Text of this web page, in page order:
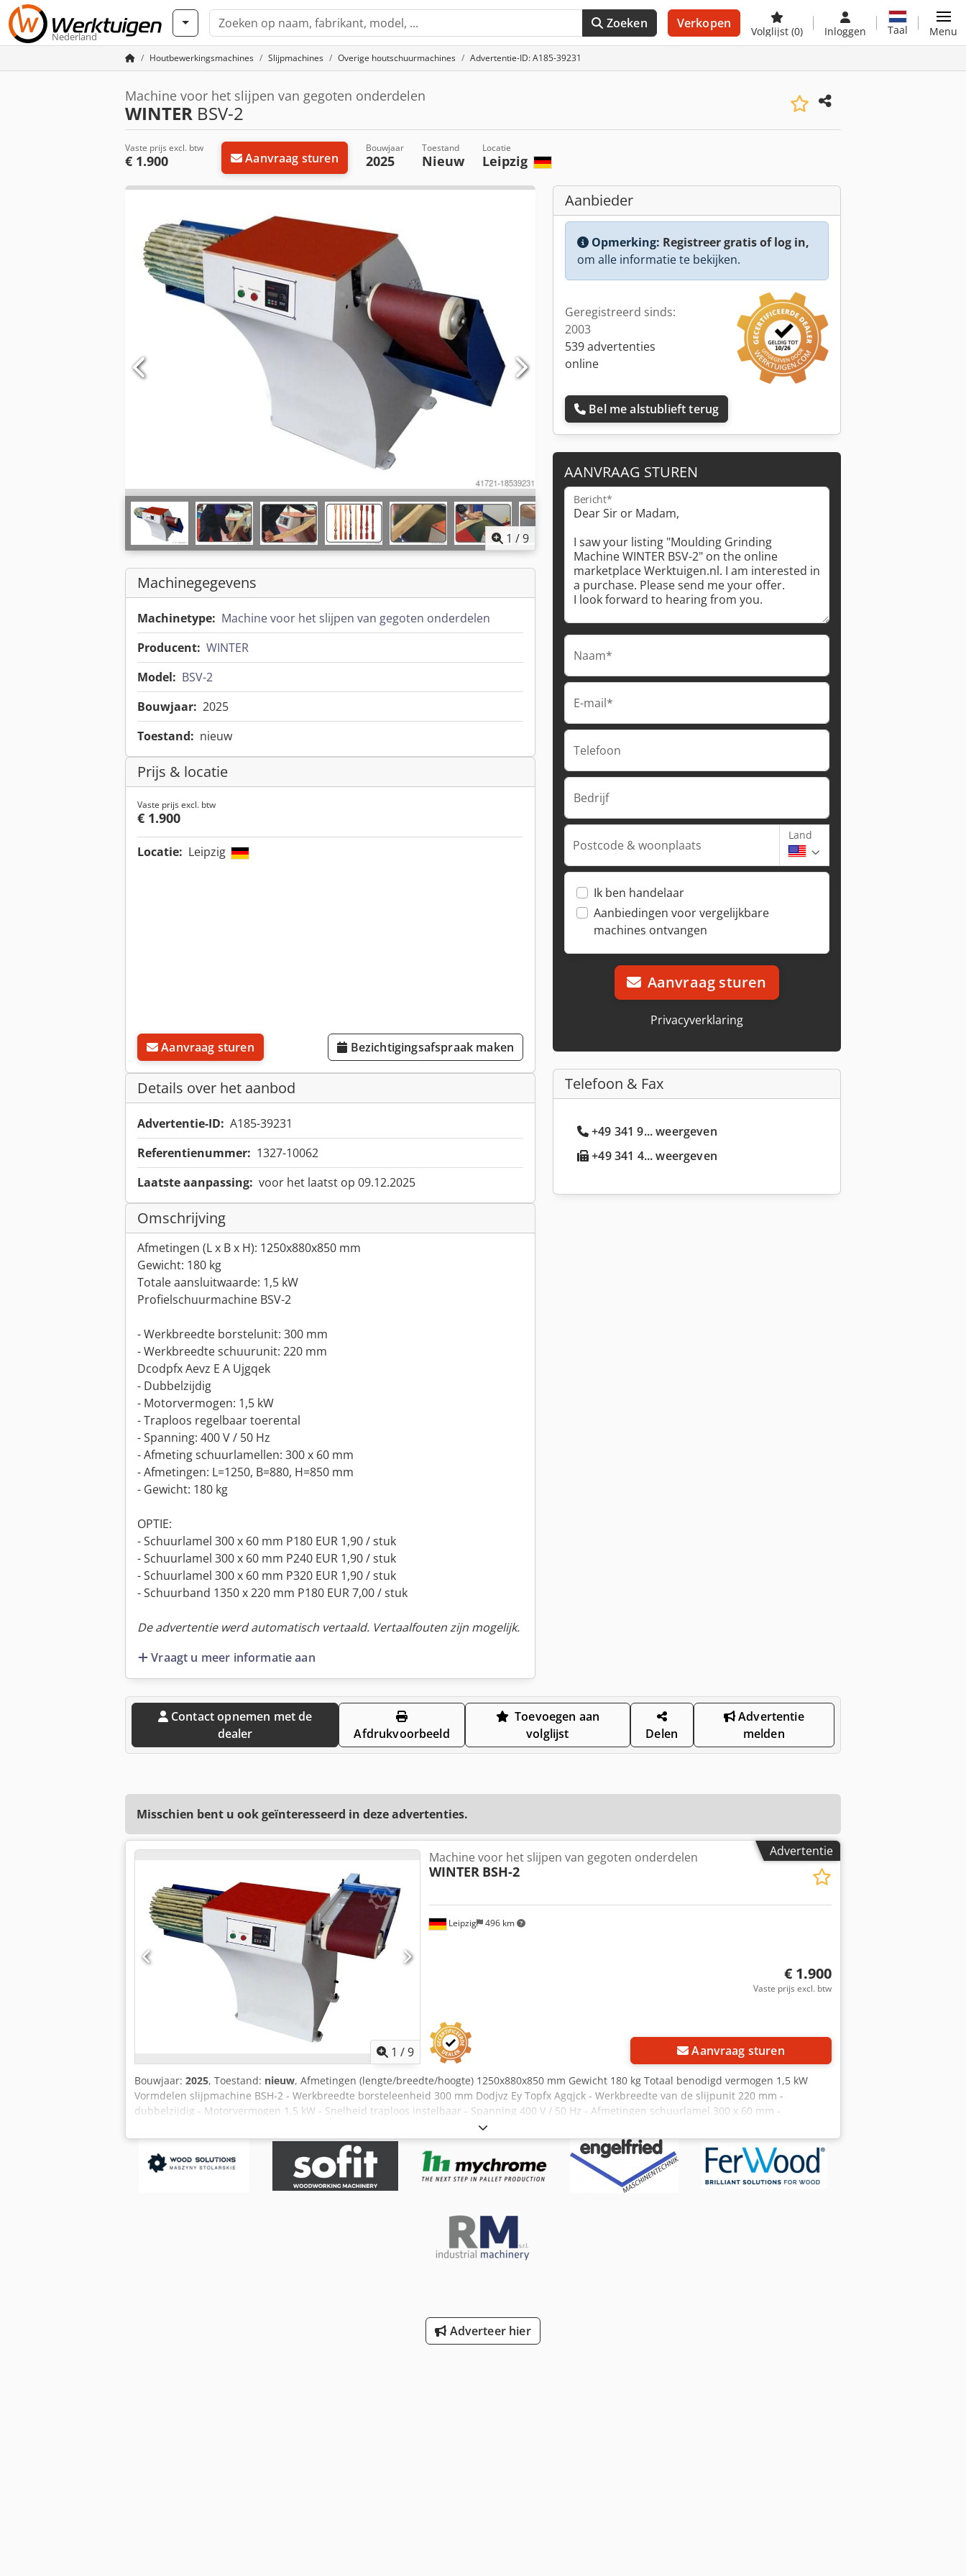
Nederland
Zoeken Verkopen
Volglijst (0) Inloggen Taal Menu
Houtbewerkingsmachines Slijpmachines Overige houtschuurmachines Advertentie-ID: A185-39231
Machine voor het slijpen van gegoten onderdelen
WINTER BSV-2
Vaste prijs excl. btw
€ 1.900 Aanvraag sturen
Bouwjaar
2025
Toestand
Nieuw
Locatie
Leipzig
1 /9
Machinegegevens
Machinetype: Machine voor het slijpen van gegoten onderdelen
Producent: WINTER
Model: BSV-2
Bouwjaar: 2025
Toestand: nieuw
Prijs & locatie
Vaste prijs excl. btw
€ 1.900
Locatie: Leipzig
Aanvraag sturen Bezichtigingsafspraak maken
Details over het aanbod
Advertentie-ID: A185-39231
Referentienummer: 1327-10062
Laatste aanpassing: voor het laatst op 09.12.2025
Omschrijving
Afmetingen (L x B x H): 1250x880x850 mm
Gewicht: 180 kg
Totale aansluitwaarde: 1,5 kW
Profielschuurmachine BSV-2
- Werkbreedte borstelunit: 300 mm
- Werkbreedte schuurunit: 220 mm
Dcodpfx Aevz E A Ujgqek
- Dubbelzijdig
- Motorvermogen: 1,5 kW
- Traploos regelbaar toerental
- Spanning: 400 V / 50 Hz
- Afmeting schuurlamellen: 300 x 60 mm
- Afmetingen: L=1250, B=880, H=850 mm
- Gewicht: 180 kg
OPTIE:
- Schuurlamel 300 x 60 mm P180 EUR 1,90 / stuk
- Schuurlamel 300 x 60 mm P240 EUR 1,90 / stuk
- Schuurlamel 300 x 60 mm P320 EUR 1,90 / stuk
- Schuurband 1350 x 220 mm P180 EUR 7,00 / stuk
De advertentie werd automatisch vertaald. Vertaalfouten zijn mogelijk.
Vraagt u meer informatie aan
Aanbieder
Opmerking: Registreer gratis of log in,
om alle informatie te bekijken.
Geregistreerd sinds:
2003
539 advertenties
online
Bel me alstublieft terug
AANVRAAG STUREN
Bericht*
Naam*
E-mail*
Telefoon
Bedrijf
Postcode & woonplaats
Land
Ik ben handelaar
Aanbiedingen voor vergelijkbare
machines ontvangen
Aanvraag sturen
Privacyverklaring
Telefoon & Fax
+49 341 9... weergeven
+49 341 4... weergeven
Contact opnemen met de
dealer
Afdrukvoorbeeld
Toevoegen aan
volglijst
Delen
Advertentie
melden
Misschien bent u ook geïnteresseerd in deze advertenties.
Advertentie
1 /9
Leipzig 496 km
Machine voor het slijpen van gegoten onderdelen
WINTER BSH-2
€ 1.900
Vaste prijs excl. btw
Aanvraag sturen
Bouwjaar: 2025, Toestand: nieuw, Afmetingen (lengte/breedte/hoogte) 1250x880x850 mm Gewicht 180 kg Totaal benodigd vermogen 1,5 kW
Vormdelen slijpmachine BSH-2 - Werkbreedte borsteleenheid 300 mm Dodjvz Ey Topfx Agqjck - Werkbreedte van de slijpunit 220 mm -
dubbelzijdig - Motorvermogen 1,5 kW - Snelheid traploos instelbaar - Spanning 400 V / 50 Hz - Afmetingen schuurlamel 300 x 60 mm -
Afmetingen L=1250,B=880, H=850 mm - Gewicht 180 kg OPTIE: - Schuurlamellen 300 x 60 mm P180 EUR 1,90 / stuk - Schuurlamellen 300 x 60
mm P240 EUR 1,90 / stuk - Schuurlamellen 300 x 60 mm P320 EUR 1,90 / stuk - Schuurband 1350 x 220 mm P180 EUR 7,00 / stuk
Adverteer hier